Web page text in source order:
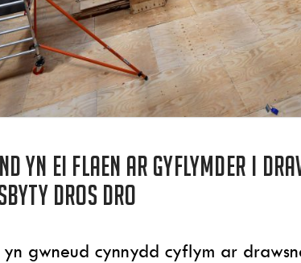
yn ei flaen ar gyflymder i
dros dro
gwneud cynnydd cyflym ar